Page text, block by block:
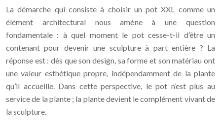
La démarche qui consiste à choisir un pot XXL comme un
élément architectural nous amène à une question
fondamentale : à quel moment le pot cesse-t-il d’être un
contenant pour devenir une sculpture à part entière ? La
réponse est : dès que son design, sa forme et son matériau ont
une valeur esthétique propre, indépendamment de la plante
qu’il accueille. Dans cette perspective, le pot n’est plus au
service de la plante ; la plante devient le complément vivant de
la sculpture.